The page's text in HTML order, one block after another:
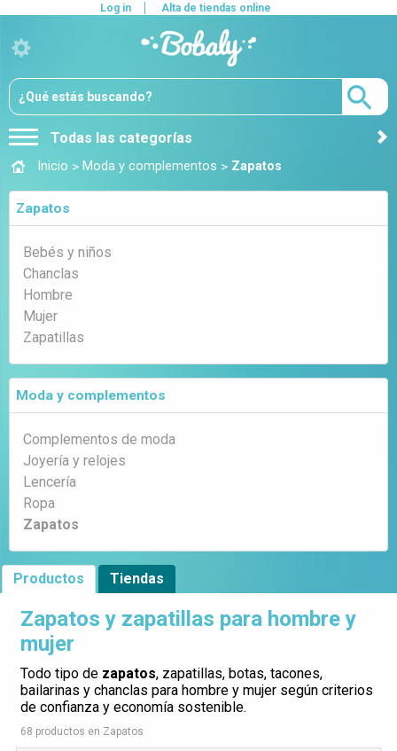
Todas las categorías
Log in Alta de tiendas online
Inicio > Moda y complementos > Zapatos
Zapatos
Bebés y niños
Chanclas
Hombre
Mujer
Zapatillas
Moda y complementos
Complementos de moda
Joyería y relojes
Lencería
Ropa
Zapatos
Productos Tiendas
Zapatos y zapatillas para hombre y
mujer
Todo tipo de zapatos, zapatillas, botas, tacones,
bailarinas y chanclas para hombre y mujer según criterios
de confianza y economía sostenible.
68 productos en Zapatos